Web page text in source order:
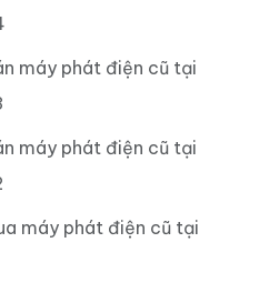
máy phát điện cũ tại
máy phát điện cũ tại
máy phát điện cũ tại